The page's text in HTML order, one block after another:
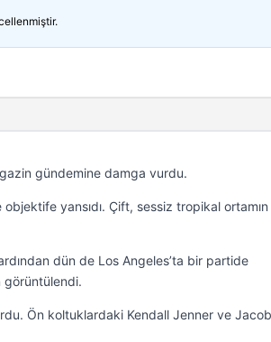
gündemine damga vurdu.
yansıdı. Çift, sessiz tropikal ortamın
dün de Los Angeles’ta bir partide
görüntülendi.
Ön koltuklardaki Kendall Jenner ve Jacob